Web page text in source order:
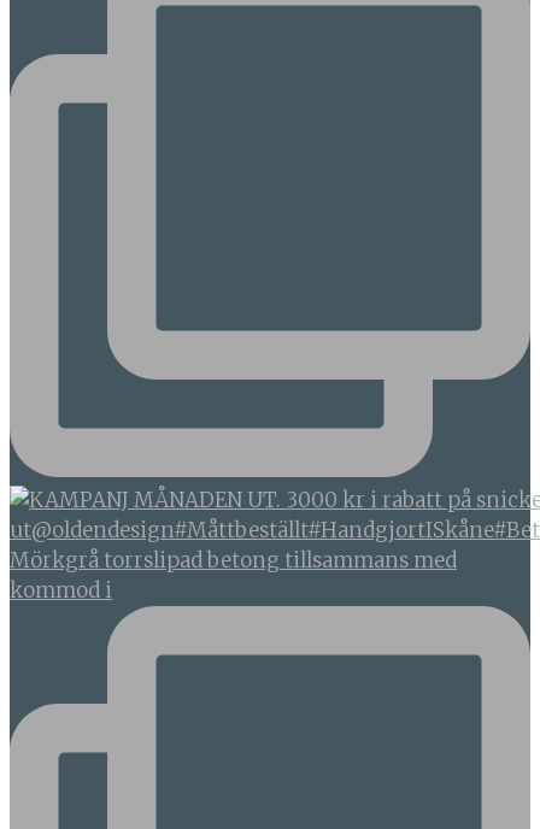
Mörkgrå torrslipad betong tillsammans med
kommod i